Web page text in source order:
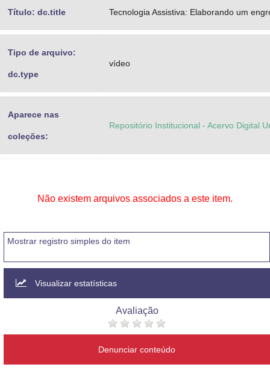
Título: dc.title Tecnologia Assistiva: Elaborando um
Tipo de arquivo:
dc.type
vídeo
Aparece nas
coleções:
Repositório Institucional - Acervo Digital
Não existem arquivos associados a este item.
Mostrar registro simples do item
Visualizar estatísticas
Avaliação
Denunciar conteúdo